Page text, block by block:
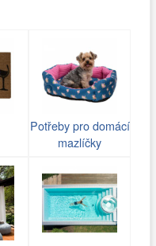
Potřeby pro domácí
mazlíčky